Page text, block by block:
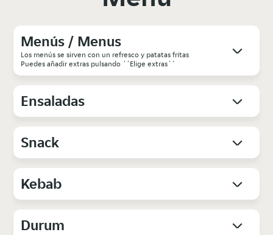
Menús / Menus
Los menús se sirven con un refresco y patatas fritas
Puedes añadir extras pulsando ´´Elige extras´´
Ensaladas
Snack
Kebab
Durum